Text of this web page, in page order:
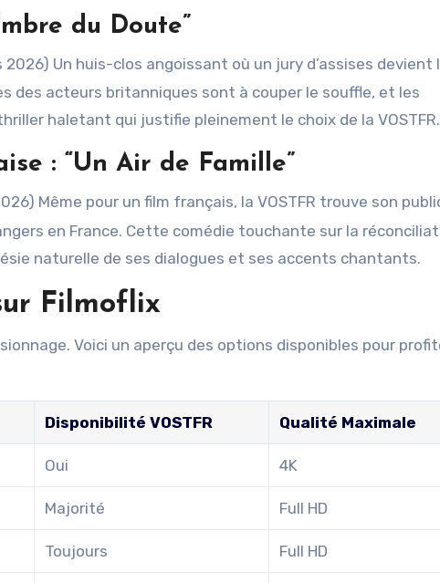
du Doute”
2026) Un huis-clos angoissant où un jury d’assises devient
des acteurs britanniques sont à couper le souffle, et les
haletant qui justifie pleinement le choix de la VOSTFR.
: “Un Air de Famille”
Même pour un film français, la VOSTFR trouve son
en France. Cette comédie touchante sur la
naturelle de ses dialogues et ses accents chantants.
Filmoflix
Voici un aperçu des options disponibles pour
Disponibilité VOSTFR Qualité Maximale
Oui 4K
Majorité Full HD
Toujours Full HD